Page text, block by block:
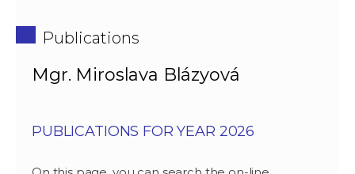
Publications
Mgr. Miroslava Blázyová
PUBLICATIONS FOR YEAR 2026